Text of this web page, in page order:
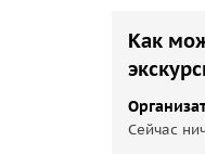
Как
Сейчас